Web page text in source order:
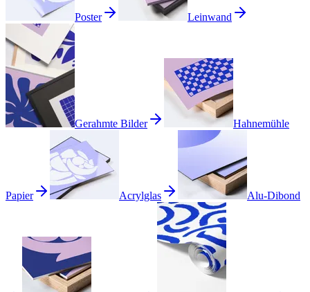
Poster Leinwand
Gerahmte Bilder Hahnemühle
Papier Acrylglas Alu-Dibond